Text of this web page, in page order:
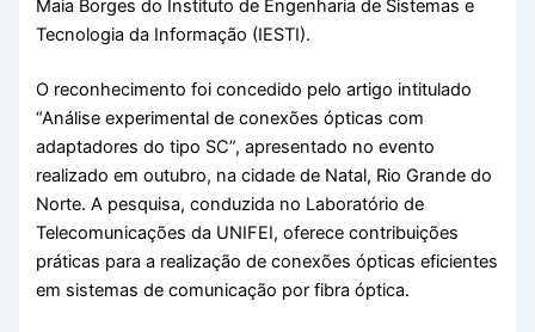
Maia Borges do Instituto de Engenharia de Sistemas e
Tecnologia da Informação (IESTI).
O reconhecimento foi concedido pelo artigo intitulado
“Análise experimental de conexões ópticas com
adaptadores do tipo SC”, apresentado no evento
realizado em outubro, na cidade de Natal, Rio Grande do
Norte. A pesquisa, conduzida no Laboratório de
Telecomunicações da UNIFEI, oferece contribuições
práticas para a realização de conexões ópticas eficientes
em sistemas de comunicação por fibra óptica.